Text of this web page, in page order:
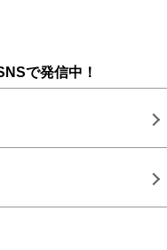
で発信中！